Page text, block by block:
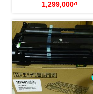
1,299,000₫